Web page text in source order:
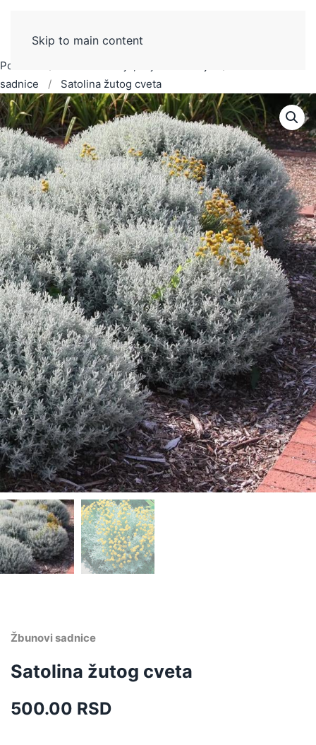
Skip to main content
Početak
sadnice
Satolina žutog cveta
Žbunovi sadnice
Satolina žutog cveta
500.00 RSD